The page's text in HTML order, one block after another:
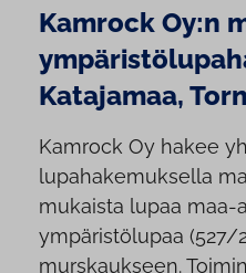
Kamrock Oy:n
Katajamaa,
Kamrock Oy hakee
lupahakemuksella
mukaista lupaa maa-
ympäristölupaa (527/
murskaukseen.